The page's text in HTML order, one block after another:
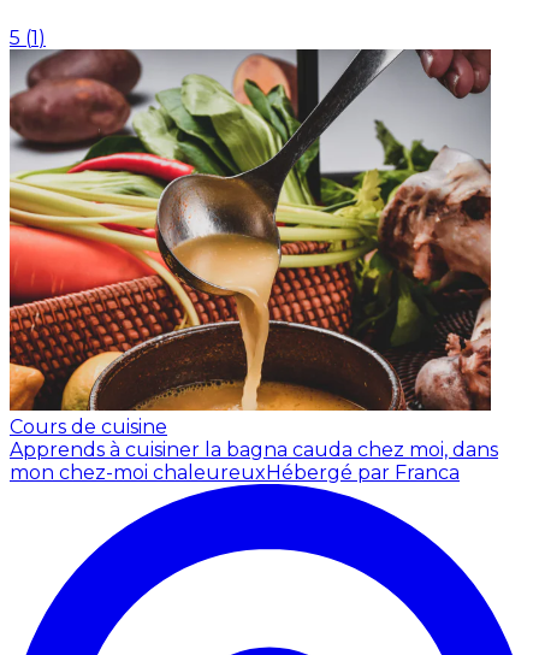
5 (1)
Cours de cuisine
Apprends à cuisiner la bagna cauda chez moi, dans
mon chez-moi chaleureuxHébergé par Franca